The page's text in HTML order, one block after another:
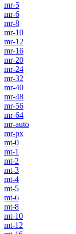
mr-5
mr-6
mr-8
mr-10
mr-12
mr-16
mr-20
mr-24
mr-32
mr-40
mr-48
mr-56
mr-64
mr-auto
mr-px
mt-0
mt-1
mt-2
mt-3
mt-4
mt-5
mt-6
mt-8
mt-10
mt-12